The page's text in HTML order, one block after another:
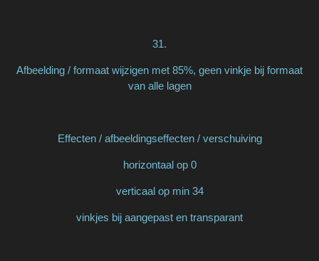
31.
Afbeelding / formaat wijzigen met 85%, geen vinkje bij formaat
van alle lagen
Effecten / afbeeldingseffecten / verschuiving
horizontaal op 0
verticaal op min 34
vinkjes bij aangepast en transparant